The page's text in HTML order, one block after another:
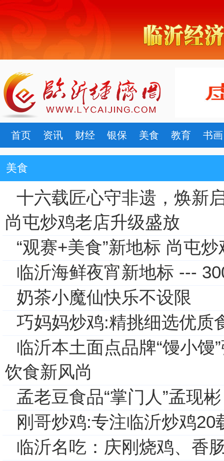
首页 资讯 财经 银保 美食 教育 书画
美食
十六载匠心守非遗，焕新
尚屯炒鸡老店升级盛放
“观赛+美食”新地标 尚屯
临沂海鲜夜宵新地标 ---
奶茶小魔仙快乐不设限
巧妈妈炒鸡:精挑细选优质
临沂本土面点品牌“馒小馒
饮食新风尚
孟老豆食品“掌门人”孟现
刚哥炒鸡:专注临沂炒鸡20
临沂名吃：庆刚烧鸡、香